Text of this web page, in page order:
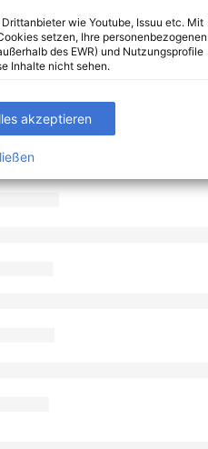
wie Youtube, Issuu etc. Mit
setzen, Ihre personenbezogenen
des EWR) und Nutzungsprofile
Inhalte nicht sehen.
akzeptieren